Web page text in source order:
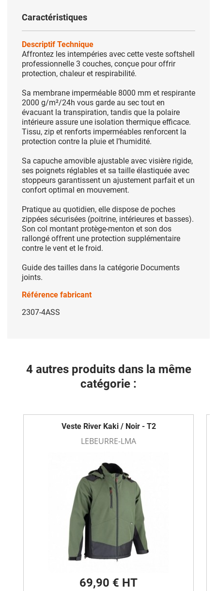
Caractéristiques
Descriptif Technique
Affrontez les intempéries avec cette veste softshell
professionnelle 3 couches, conçue pour offrir
protection, chaleur et respirabilité.
Sa membrane imperméable 8000 mm et respirante
2000 g/m²/24h vous garde au sec tout en
évacuant la transpiration, tandis que la polaire
intérieure assure une isolation thermique efficace.
Tissu, zip et renforts imperméables renforcent la
protection contre la pluie et l’humidité.
Sa capuche amovible ajustable avec visière rigide,
ses poignets réglables et sa taille élastiquée avec
stoppeurs garantissent un ajustement parfait et un
confort optimal en mouvement.
Pratique au quotidien, elle dispose de poches
zippées sécurisées (poitrine, intérieures et basses).
Son col montant protège-menton et son dos
rallongé offrent une protection supplémentaire
contre le vent et le froid.
Guide des tailles dans la catégorie Documents
joints.
Référence fabricant
2307-4ASS
4 autres produits dans la même
catégorie :
Veste River Kaki / Noir - T2
LEBEURRE-LMA
69,90 € HT